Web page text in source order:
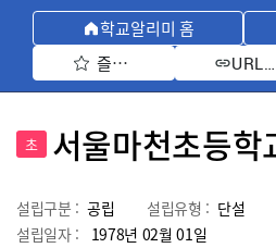
학교알리미 홈
즐겨찾기 선택
URL
초 서울마천초등학
설립구분 : 공립 설립유형 : 단설
설립일자 :
1978년 02월 01일